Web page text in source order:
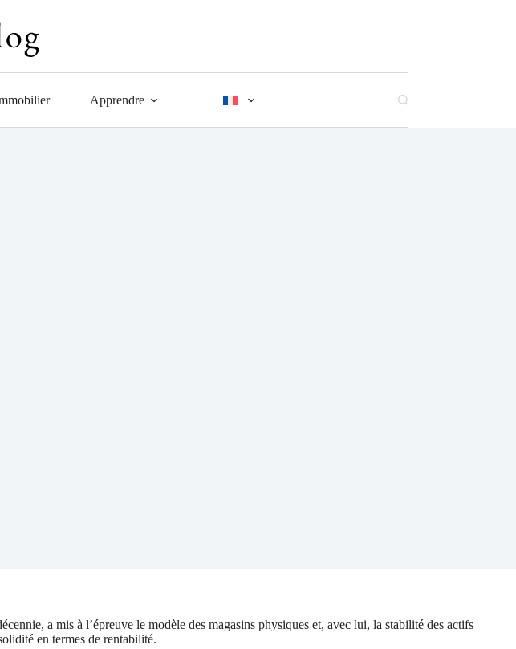
Apprendre
a mis à l’épreuve le modèle des magasins physiques et, avec lui, la stabilité des actifs
en termes de rentabilité.